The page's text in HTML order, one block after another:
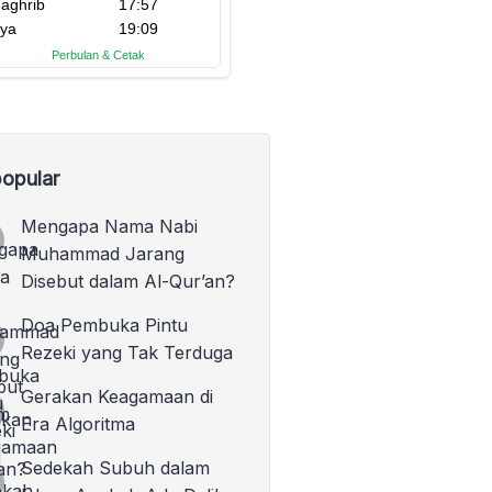
Mengapa Nama Nabi
Muhammad Jarang
Disebut dalam Al-Qur’an?
Doa Pembuka Pintu
Rezeki yang Tak Terduga
Gerakan Keagamaan di
Era Algoritma
Sedekah Subuh dalam